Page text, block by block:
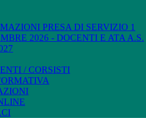
PRESA DI SERVIZIO 1
2026 - DOCENTI E ATA A.S.
/ CORSISTI